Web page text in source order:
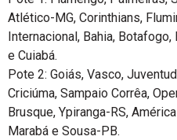
Atlético-MG, Corinthians,
Internacional, Bahia, Botafogo,
e Cuiabá.
Pote 2: Goiás, Vasco,
Criciúma, Sampaio Corrêa,
Brusque, Ypiranga-RS,
Marabá e Sousa-PB.